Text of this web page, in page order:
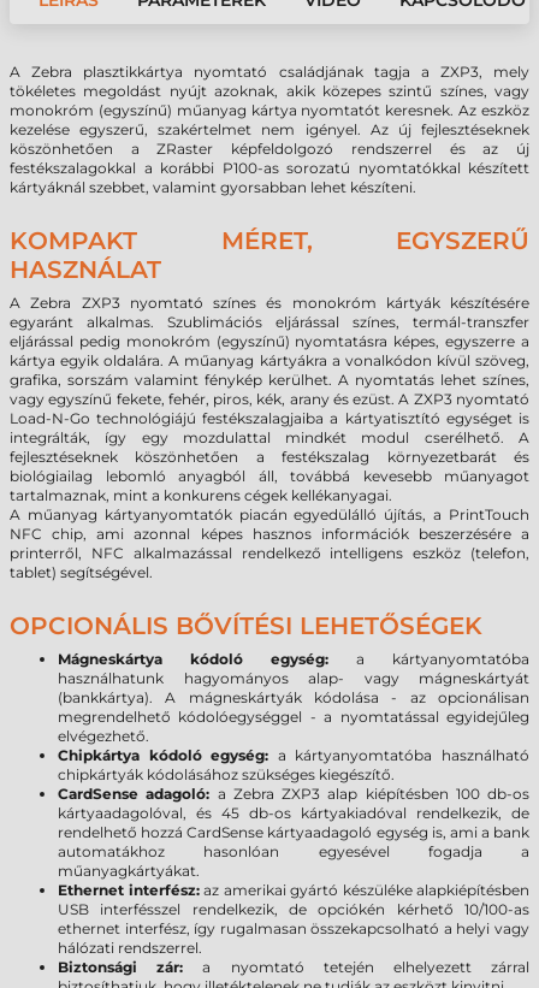
A Zebra plasztikkártya nyomtató családjának tagja a ZXP3, mely
tökéletes megoldást nyújt azoknak, akik közepes szintű színes, vagy
monokróm (egyszínű) műanyag kártya nyomtatót keresnek. Az eszköz
kezelése egyszerű, szakértelmet nem igényel. Az új fejlesztéseknek
köszönhetően a ZRaster képfeldolgozó rendszerrel és az új
festékszalagokkal a korábbi P100-as sorozatú nyomtatókkal készített
kártyáknál szebbet, valamint gyorsabban lehet készíteni.
KOMPAKT MÉRET, EGYSZERŰ
HASZNÁLAT
A Zebra ZXP3 nyomtató színes és monokróm kártyák készítésére
egyaránt alkalmas. Szublimációs eljárással színes, termál-transzfer
eljárással pedig monokróm (egyszínű) nyomtatásra képes, egyszerre a
kártya egyik oldalára. A műanyag kártyákra a vonalkódon kívül szöveg,
grafika, sorszám valamint fénykép kerülhet. A nyomtatás lehet színes,
vagy egyszínű fekete, fehér, piros, kék, arany és ezüst. A ZXP3 nyomtató
Load-N-Go technológiájú festékszalagjaiba a kártyatisztító egységet is
integrálták, így egy mozdulattal mindkét modul cserélhető. A
fejlesztéseknek köszönhetően a festékszalag környezetbarát és
biológiailag lebomló anyagból áll, továbbá kevesebb műanyagot
tartalmaznak, mint a konkurens cégek kellékanyagai.
A műanyag kártyanyomtatók piacán egyedülálló újítás, a PrintTouch
NFC chip, ami azonnal képes hasznos információk beszerzésére a
printerről, NFC alkalmazással rendelkező intelligens eszköz (telefon,
tablet) segítségével.
OPCIONÁLIS BŐVÍTÉSI LEHETŐSÉGEK
Mágneskártya kódoló egység: a kártyanyomtatóba
használhatunk hagyományos alap- vagy mágneskártyát
(bankkártya). A mágneskártyák kódolása - az opcionálisan
megrendelhető kódolóegységgel - a nyomtatással egyidejűleg
elvégezhető.
Chipkártya kódoló egység: a kártyanyomtatóba használható
chipkártyák kódolásához szükséges kiegészítő.
CardSense adagoló: a Zebra ZXP3 alap kiépítésben 100 db-os
kártyaadagolóval, és 45 db-os kártyakiadóval rendelkezik, de
rendelhető hozzá CardSense kártyaadagoló egység is, ami a bank
automatákhoz hasonlóan egyesével fogadja a
műanyagkártyákat.
Ethernet interfész:az amerikai gyártó készüléke alapkiépítésben
USB interfésszel rendelkezik, de opciókén kérhető 10/100-as
ethernet interfész, így rugalmasan összekapcsolható a helyi vagy
hálózati rendszerrel.
Biztonsági zár:a nyomtató tetején elhelyezett zárral